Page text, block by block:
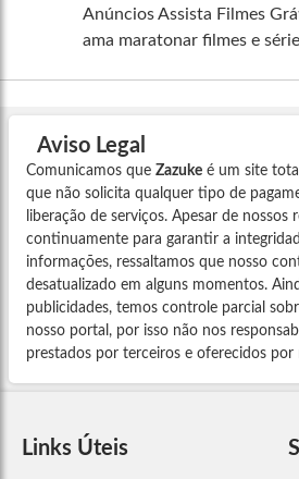
Anúncios Assista Filmes
ama maratonar filmes e
Aviso Legal
Comunicamos que Zazuke é um site
que não solicita qualquer tipo de
liberação de serviços. Apesar de nossos
continuamente para garantir a
informações, ressaltamos que nosso
desatualizado em alguns momentos.
publicidades, temos controle parcial
nosso portal, por isso não nos
prestados por terceiros e oferecidos por
Links Úteis